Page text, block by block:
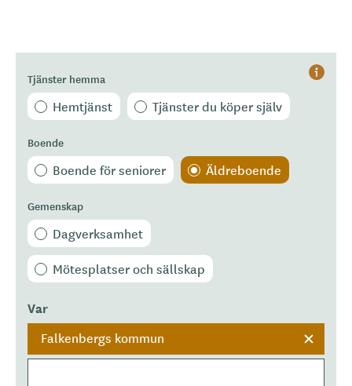
Hjälp
Tjänster hemma
Hemtjänst Tjänster du köper själv
Boende
Boende för seniorer Äldreboende
Gemenskap
Dagverksamhet
Mötesplatser och sällskap
Var
Falkenbergs kommun